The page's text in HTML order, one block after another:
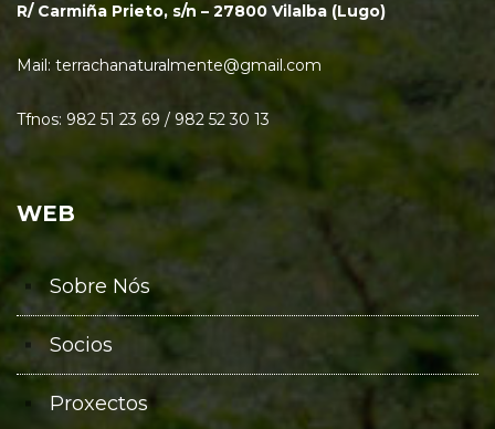
R/ Carmiña Prieto, s/n – 27800 Vilalba (Lugo)
Mail: terrachanaturalmente@gmail.com
Tfnos: 982 51 23 69 / 982 52 30 13
WEB
Sobre Nós
Socios
Proxectos